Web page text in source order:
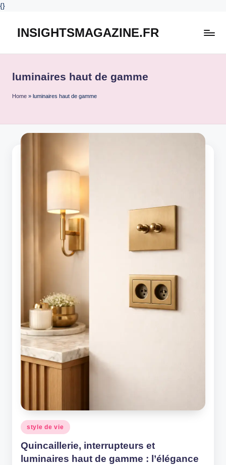
{}
INSIGHTSMAGAZINE.FR
luminaires haut de gamme
Home » luminaires haut de gamme
Posted
in
style de vie
Quincaillerie, interrupteurs et
luminaires haut de gamme : l’élégance